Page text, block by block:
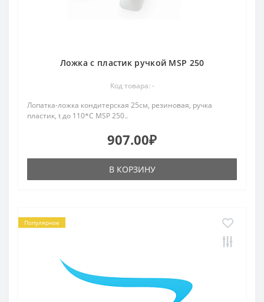
Ложка с пластик ручкой MSP 250
Код товара: -
Лопатка-ложка кондитерская 25см, резиновая, ручка
пластик, t до 110*С MSP 250..
907.00₽
В КОРЗИНУ
Популярное